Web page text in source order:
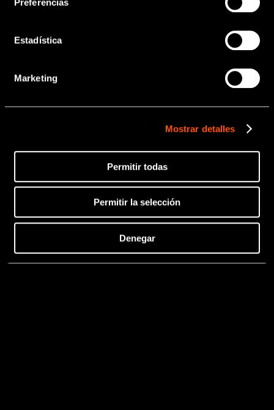
Preferencias
Estadística
Marketing
Mostrar detalles
Permitir todas
Permitir la selección
Denegar